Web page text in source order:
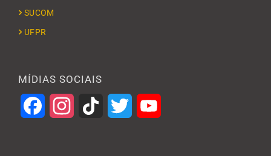
SUCOM
UFPR
MÍDIAS SOCIAIS
FacebookInstagramTikTok Twitter